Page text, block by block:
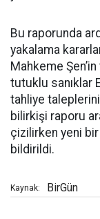
Bu raporunda
yakalama
Mahkeme
tutuklu sanıklar
tahliye
bilirkişi raporu
çizilirken yeni bir
bildirildi.
Kaynak: BirGün